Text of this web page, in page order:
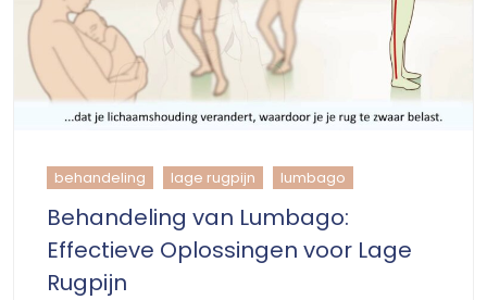
behandeling lage rugpijn lumbago
Behandeling van Lumbago:
Effectieve Oplossingen voor Lage
Rugpijn